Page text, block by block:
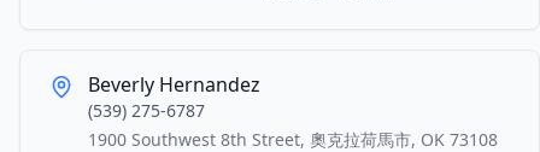
Beverly Hernandez
(539) 275-6787
1900 Southwest 8th Street, 奧克拉荷馬市, OK 73108